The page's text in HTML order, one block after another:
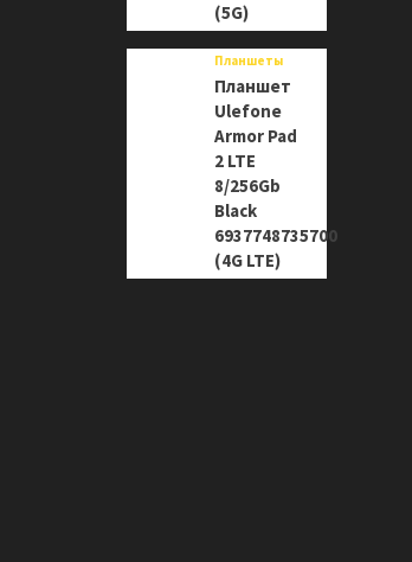
(5G)
Планшеты
Планшет
Ulefone
Armor Pad
2 LTE
8/256Gb
Black
6937748735700
(4G LTE)